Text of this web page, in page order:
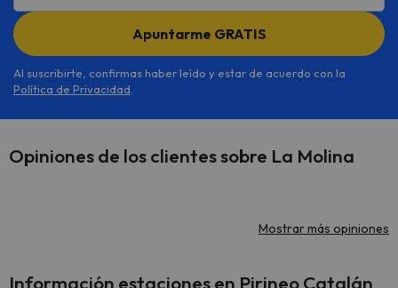
Apuntarme GRATIS
Al suscribirte, confirmas haber leído y estar de acuerdo con la
Política de Privacidad
Opiniones de los clientes sobre La Molina
Mostrar más opiniones
Información estaciones en Pirineo Catalán